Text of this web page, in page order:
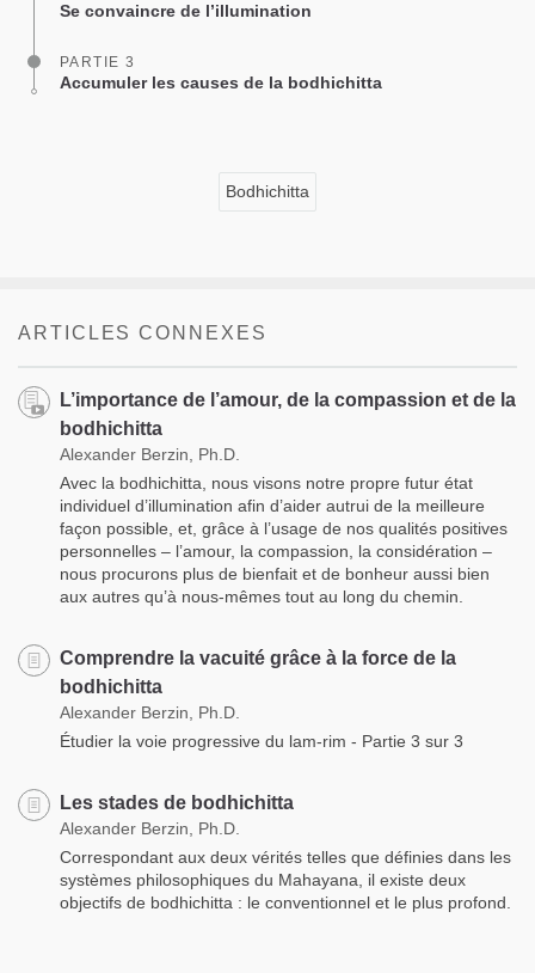
Se convaincre de l’illumination
PARTIE 3
Accumuler les causes de la bodhichitta
Bodhichitta
ARTICLES CONNEXES
L’importance de l’amour, de la compassion et de la
bodhichitta
Alexander Berzin, Ph.D.
Avec la bodhichitta, nous visons notre propre futur état
individuel d’illumination afin d’aider autrui de la meilleure
façon possible, et, grâce à l’usage de nos qualités positives
personnelles – l’amour, la compassion, la considération –
nous procurons plus de bienfait et de bonheur aussi bien
aux autres qu’à nous-mêmes tout au long du chemin.
Comprendre la vacuité grâce à la force de la
bodhichitta
Alexander Berzin, Ph.D.
Étudier la voie progressive du lam-rim - Partie 3 sur 3
Les stades de bodhichitta
Alexander Berzin, Ph.D.
Correspondant aux deux vérités telles que définies dans les
systèmes philosophiques du Mahayana, il existe deux
objectifs de bodhichitta : le conventionnel et le plus profond.